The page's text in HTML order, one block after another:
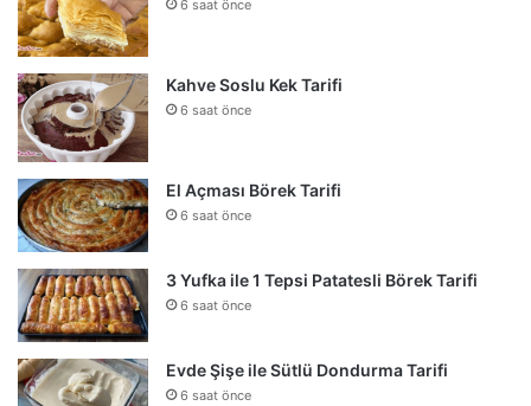
6 saat önce
Kahve Soslu Kek Tarifi
6 saat önce
El Açması Börek Tarifi
6 saat önce
3 Yufka ile 1 Tepsi Patatesli Börek Tarifi
6 saat önce
Evde Şişe ile Sütlü Dondurma Tarifi
6 saat önce